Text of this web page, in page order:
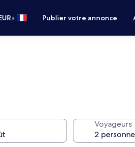
• Publier votre annonce
Voyageurs